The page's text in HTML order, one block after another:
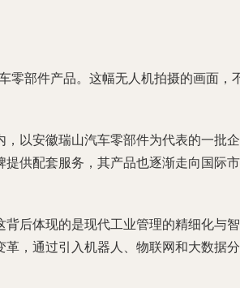
部件产品。这幅无人机拍摄的画面，
以安徽瑞山汽车零部件为代表的一批
供配套服务，其产品也逐渐走向国际
后体现的是现代工业管理的精细化与
，通过引入机器人、物联网和大数据